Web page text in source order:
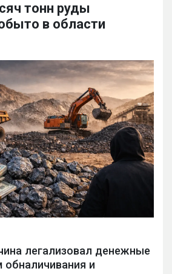
тонн руды
в области
легализовал денежные
обналичивания и